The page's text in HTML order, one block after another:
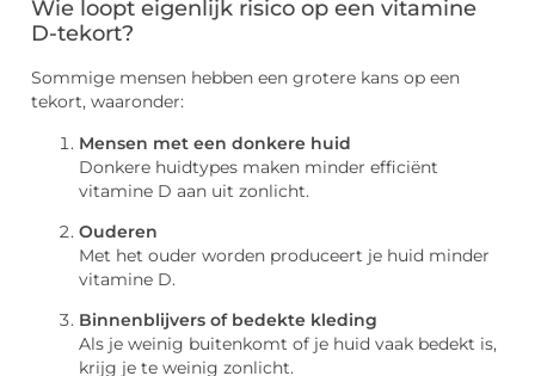
Wie loopt eigenlijk risico op een vitamine
D-tekort?
Sommige mensen hebben een grotere kans op een
tekort, waaronder:
Mensen met een donkere huid
Donkere huidtypes maken minder efficiënt
vitamine D aan uit zonlicht.
Ouderen
Met het ouder worden produceert je huid minder
vitamine D.
Binnenblijvers of bedekte kleding
Als je weinig buitenkomt of je huid vaak bedekt is,
krijg je te weinig zonlicht.